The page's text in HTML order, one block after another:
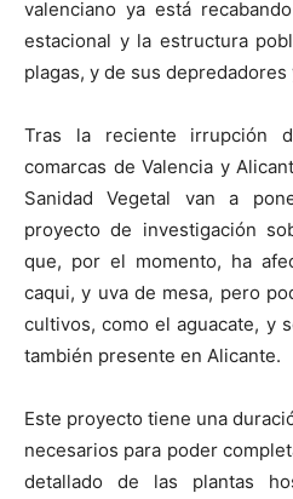
valenciano ya está
estacional y la estructura
plagas, y de sus
Tras la reciente irrupción
comarcas de Valencia y
Sanidad Vegetal van a
proyecto de investigación
que, por el momento, ha
caqui, y uva de mesa, pero
cultivos, como el aguacate, y
también presente en Alicante.
Este proyecto tiene una
necesarios para poder
detallado de las plantas